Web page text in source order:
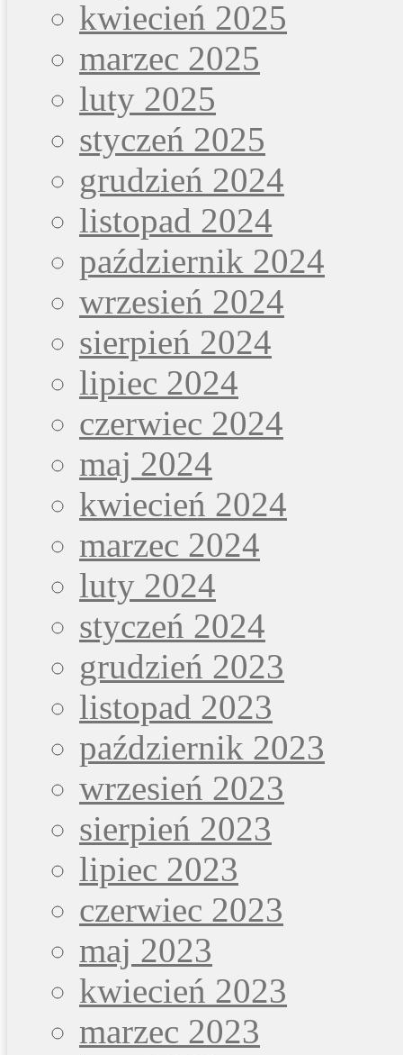
kwiecień 2025
marzec 2025
luty 2025
styczeń 2025
grudzień 2024
listopad 2024
październik 2024
wrzesień 2024
sierpień 2024
lipiec 2024
czerwiec 2024
maj 2024
kwiecień 2024
marzec 2024
luty 2024
styczeń 2024
grudzień 2023
listopad 2023
październik 2023
wrzesień 2023
sierpień 2023
lipiec 2023
czerwiec 2023
maj 2023
kwiecień 2023
marzec 2023